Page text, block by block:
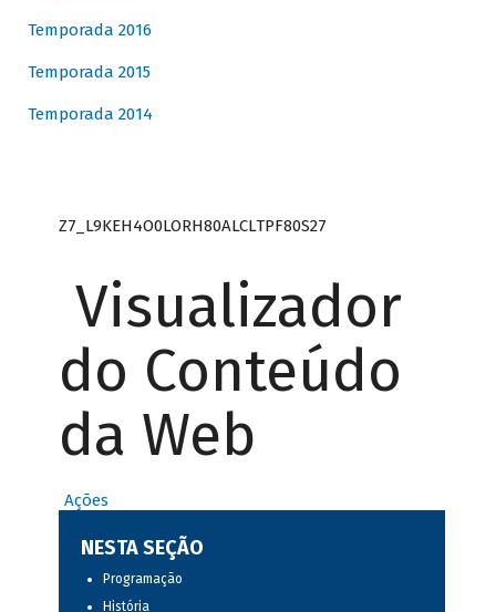
Temporada 2016
Temporada 2015
Temporada 2014
Z7_L9KEH4O0LORH80ALCLTPF80S27
Visualizador
do Conteúdo
da Web
Ações
NESTA SEÇÃO
Programação
História